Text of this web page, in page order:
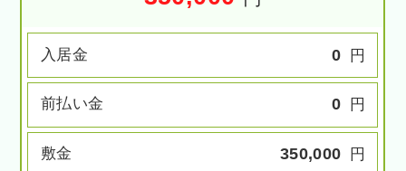
入居金 0 円
前払い金 0 円
敷金 350,000 円